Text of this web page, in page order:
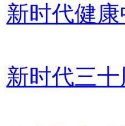
新时代健
新时代三